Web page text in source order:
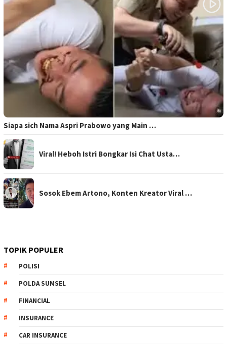
Siapa sich Nama Aspri Prabowo yang Main …
Viral! Heboh Istri Bongkar Isi Chat Usta…
Sosok Ebem Artono, Konten Kreator Viral …
TOPIK POPULER
POLISI
POLDA SUMSEL
FINANCIAL
INSURANCE
CAR INSURANCE